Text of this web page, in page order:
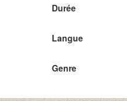
Durée
Langue
Genre